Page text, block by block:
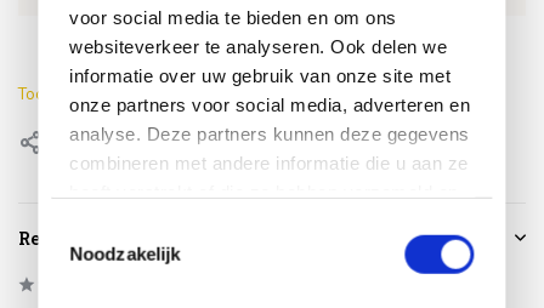
voor social media te bieden en om ons
websiteverkeer te analyseren. Ook delen we
informatie over uw gebruik van onze site met
onze partners voor social media, adverteren en
analyse. Deze partners kunnen deze gegevens
combineren met andere informatie die u aan ze
Noodzakelijk
Lengte
Toon meer
Delen
Reviews